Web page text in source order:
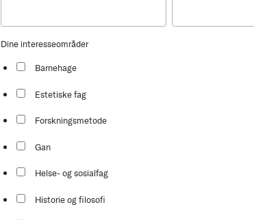
Dine interesseområder
Barnehage
Estetiske fag
Forskningsmetode
Gan
Helse- og sosialfag
Historie og filosofi